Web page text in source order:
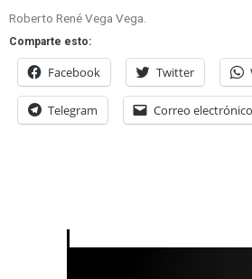
Roberto René Vega Vega.
Comparte esto:
Facebook Twitter
Telegram Correo electrónico